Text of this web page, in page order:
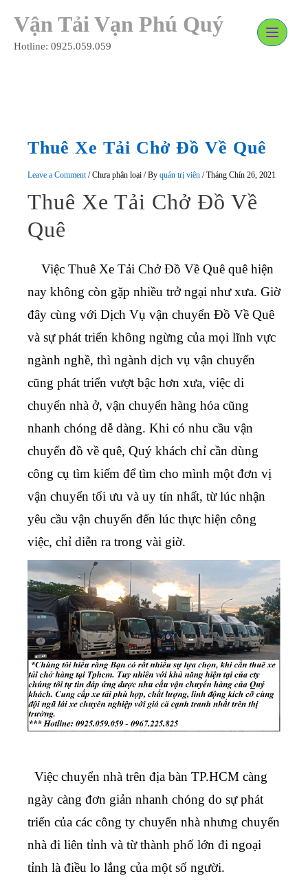
content
Vận Tải Vạn Phú Quý
Hotline: 0925.059.059
Thuê Xe Tải Chở Đồ Về Quê
Leave a Comment /Chưa phân loại / By quản trị viên /Tháng Chín 26, 2021
Thuê Xe Tải Chở Đồ Về
Quê
Việc Thuê Xe Tải Chở Đồ Về Quê quê hiện
nay không còn gặp nhiều trở ngại như xưa. Giờ
đây cùng với Dịch Vụ vận chuyển Đồ Về Quê
và sự phát triển không ngừng của mọi lĩnh vực
ngành nghề, thì ngành dịch vụ vận chuyển
cũng phát triển vượt bậc hơn xưa, việc di
chuyển nhà ở, vận chuyển hàng hóa cũng
nhanh chóng dễ dàng. Khi có nhu cầu vận
chuyển đồ về quê, Quý khách chỉ cần dùng
công cụ tìm kiếm để tìm cho mình một đơn vị
vận chuyển tối ưu và uy tín nhất, từ lúc nhận
yêu cầu vận chuyển đến lúc thực hiện công
việc, chỉ diễn ra trong vài giờ.
Việc chuyển nhà trên địa bàn TP.HCM càng
ngày càng đơn giản nhanh chóng do sự phát
triển của các công ty chuyển nhà nhưng chuyển
nhà đi liên tỉnh và từ thành phố lớn đi ngoại
tỉnh là điều lo lắng của một số người.